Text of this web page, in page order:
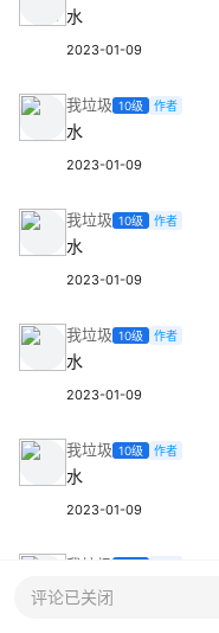
水
2023-01-09
我垃圾 10级 作者
水
2023-01-09
我垃圾 10级 作者
水
2023-01-09
我垃圾 10级 作者
水
2023-01-09
我垃圾 10级 作者
水
2023-01-09
我垃圾
[s-16]
评论已关闭